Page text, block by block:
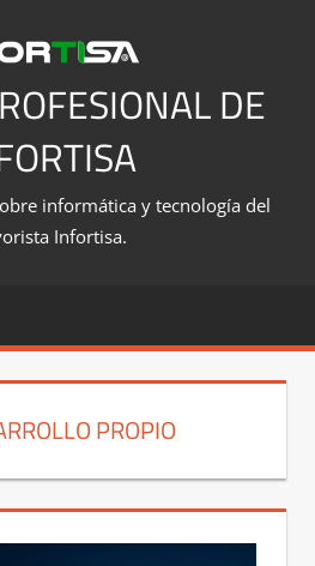
DE
informática y tecnología del
Infortisa.
PROPIO